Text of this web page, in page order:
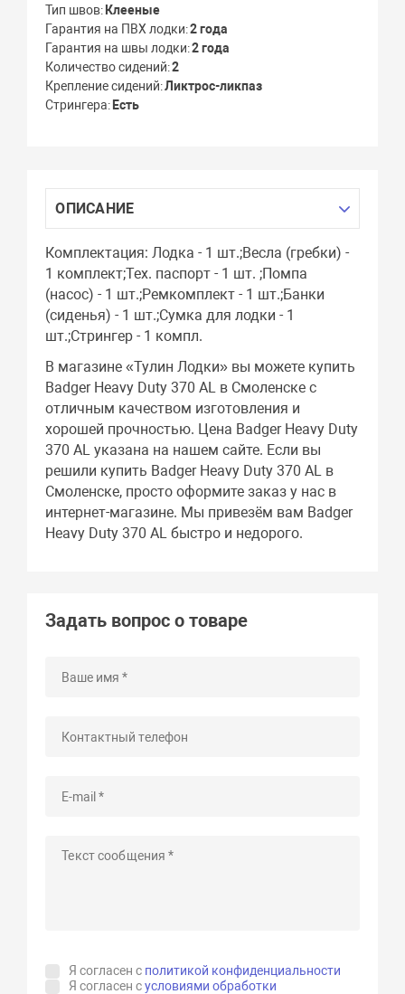
Тип швов Клееные
Гарантия на ПВХ лодки 2 года
Гарантия на швы лодки 2 года
Количество сидений 2
Крепление сидений Ликтрос-ликпаз
Стрингера Есть
ОПИСАНИЕ
Комплектация: Лодка - 1 шт.;Весла (гребки) -
1 комплект;Тех. паспорт - 1 шт. ;Помпа
(насос) - 1 шт.;Ремкомплект - 1 шт.;Банки
(сиденья) - 1 шт.;Сумка для лодки - 1
шт.;Стрингер - 1 компл.
В магазине «Тулин Лодки» вы можете купить
Badger Heavy Duty 370 AL в Смоленске с
отличным качеством изготовления и
хорошей прочностью. Цена Badger Heavy Duty
370 AL указана на нашем сайте. Если вы
решили купить Badger Heavy Duty 370 AL в
Смоленске, просто оформите заказ у нас в
интернет-магазине. Мы привезём вам Badger
Heavy Duty 370 AL быстро и недорого.
Задать вопрос о товаре
Я согласен с политикой конфиденциальности
Я согласен сусловиями обработки